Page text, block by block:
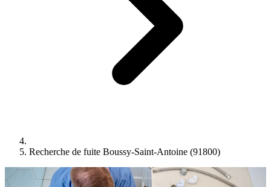
Recherche de fuite Boussy-Saint-Antoine (91800)